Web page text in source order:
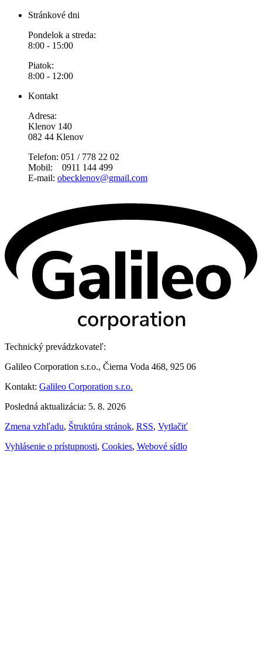
Stránkové dni
Pondelok a streda:
8:00 - 15:00
Piatok:
8:00 - 12:00
Kontakt
Adresa:
Klenov 140
082 44 Klenov
Telefon: 051 / 778 22 02
Mobil: 0911 144 499
E-mail: obecklenov@gmail.com
Technický prevádzkovateľ:
Galileo Corporation s.r.o., Čierna Voda 468, 925 06
Kontakt: Galileo Corporation s.r.o.
Posledná aktualizácia: 5. 8. 2026
Zmena vzhľadu, Štruktúra stránok, RSS, Vytlačiť
Vyhlásenie o prístupnosti, Cookies, Webové sídlo